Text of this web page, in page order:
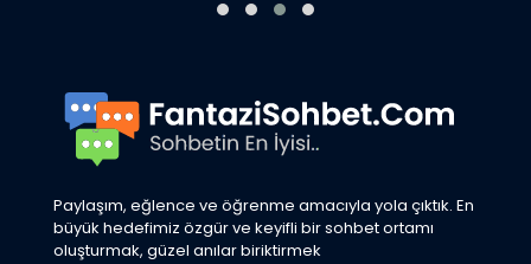
Paylaşım, eğlence ve öğrenme amacıyla yola çıktık. En
büyük hedefimiz özgür ve keyifli bir sohbet ortamı
oluşturmak, güzel anılar biriktirmek